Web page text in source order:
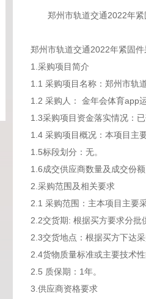
郑州市轨道交通2022年
郑州市轨道交通2022年紧固
1.采购项目简介
1.1 采购项目名称：郑州市轨
1.2 采购人： 金年会体育app
1.3采购项目资金落实情况：已
1.4 采购项目概况：本项目主
1.5标段划分：无。
1.6成交供应商数量及成交份额
2.采购范围及相关要求
2.1 采购范围：主本项目主要
2.2交货期: 根据买方要求分批
2.3交货地点：根据买方下达
2.4货物质量标准或主要技术
2.5 质保期：1年。
3.供应商资格要求